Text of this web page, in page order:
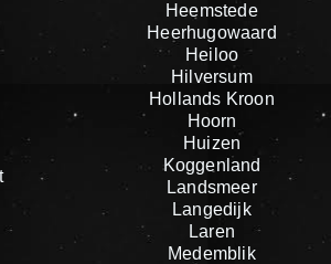
Heemstede
Heerhugowaard
Heiloo
Hilversum
Hollands Kroon
Hoorn
Huizen
Koggenland
Landsmeer
Langedijk
Laren
Medemblik